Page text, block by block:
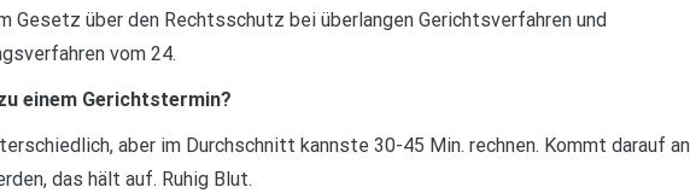
Gesetz über den Rechtsschutz bei überlangen Gerichtsverfahren und
vom 24.
einem Gerichtstermin?
aber im Durchschnitt kannste 30-45 Min. rechnen. Kommt darauf
das hält auf. Ruhig Blut.